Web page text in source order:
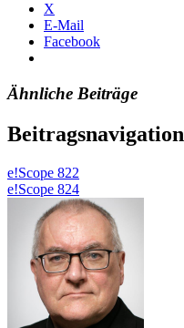
X
E-Mail
Facebook
Ähnliche Beiträge
Beitragsnavigation
e!Scope 822
e!Scope 824